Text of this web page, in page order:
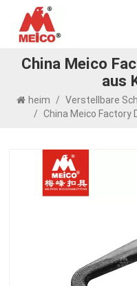
China Meico
aus
heim / Verstellbare
/ China Meico